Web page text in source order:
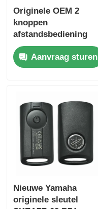
Originele OEM 2
knoppen
afstandsbediening
433.87mhz FSK voor
Su-zuki Jim-ny 2005-
2017 Zonder chip
groothandel MOQ
50pcs
Aanvraag sturen
Nieuwe Yamaha
originele sleutel